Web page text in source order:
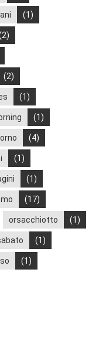
(1)
(2)
(1)
(1)
(4)
(1)
(1)
(17)
orsacchiotto (1)
(1)
(1)